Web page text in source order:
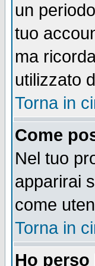
un
tuo
ma
utilizzato
Torna in
Come
Nel tuo
apparirai
come
Torna in
Ho